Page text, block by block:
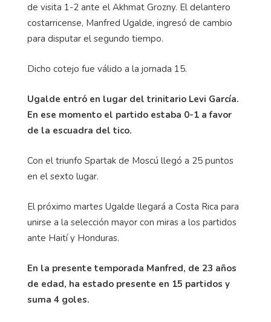
de visita 1-2 ante el Akhmat Grozny. El delantero
costarricense, Manfred Ugalde, ingresó de cambio
para disputar el segundo tiempo.
Dicho cotejo fue válido a la jornada 15.
Ugalde entró en lugar del trinitario Levi García.
En ese momento el partido estaba 0-1 a favor
de la escuadra del tico.
Con el triunfo Spartak de Moscú llegó a 25 puntos
en el sexto lugar.
El próximo martes Ugalde llegará a Costa Rica para
unirse a la selección mayor con miras a los partidos
ante Haití y Honduras.
En la presente temporada Manfred, de 23 años
de edad, ha estado presente en 15 partidos y
suma 4 goles.